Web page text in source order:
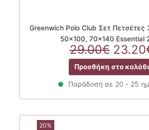
Greenwich Polo Club Σετ
50×100, 70×140 Essential
29.00€
price
was:
23.20
Προσθήκη στο καλάθι
Παράδοση σε 20 - 25
20%